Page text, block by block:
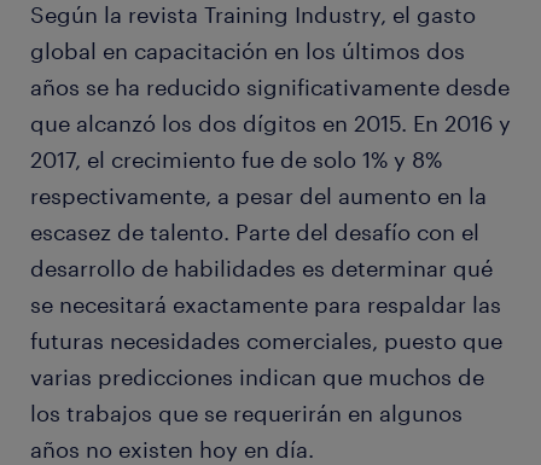
Según la revista Training Industry, el gasto
global en capacitación en los últimos dos
años se ha reducido significativamente desde
que alcanzó los dos dígitos en 2015. En 2016 y
2017, el crecimiento fue de solo 1% y 8%
respectivamente, a pesar del aumento en la
escasez de talento. Parte del desafío con el
desarrollo de habilidades es determinar qué
se necesitará exactamente para respaldar las
futuras necesidades comerciales, puesto que
varias predicciones indican que muchos de
los trabajos que se requerirán en algunos
años no existen hoy en día.